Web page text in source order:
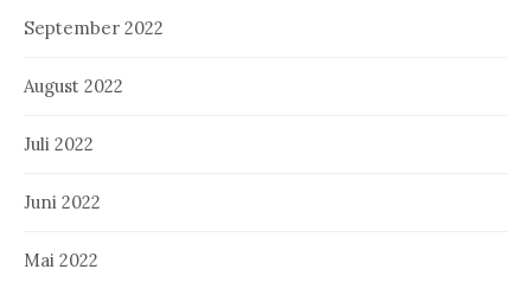
September 2022
August 2022
Juli 2022
Juni 2022
Mai 2022